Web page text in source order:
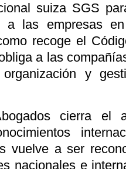
suiza SGS
a las empresas
recoge el
a las
y
cierra el
vuelve a ser
nacionales e